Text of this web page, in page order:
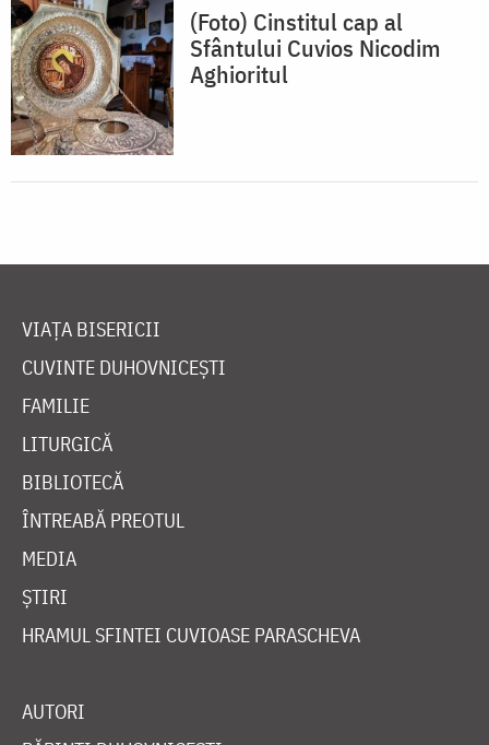
(Foto) Cinstitul cap al
Sfântului Cuvios Nicodim
Aghioritul
VIAȚA BISERICII
CUVINTE DUHOVNICEȘTI
FAMILIE
LITURGICĂ
BIBLIOTECĂ
ÎNTREABĂ PREOTUL
MEDIA
ȘTIRI
HRAMUL SFINTEI CUVIOASE PARASCHEVA
AUTORI